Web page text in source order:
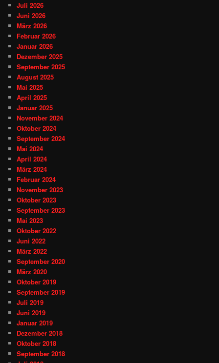
Juli 2026
Juni 2026
März 2026
Februar 2026
Januar 2026
Dezember 2025
September 2025
August 2025
Mai 2025
April 2025
Januar 2025
November 2024
Oktober 2024
September 2024
Mai 2024
April 2024
März 2024
Februar 2024
November 2023
Oktober 2023
September 2023
Mai 2023
Oktober 2022
Juni 2022
März 2022
September 2020
März 2020
Oktober 2019
September 2019
Juli 2019
Juni 2019
Januar 2019
Dezember 2018
Oktober 2018
September 2018